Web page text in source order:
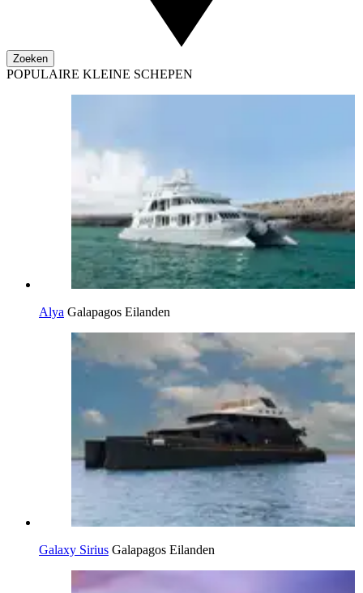
Zoeken
POPULAIRE KLEINE SCHEPEN
Alya Galapagos Eilanden
Galaxy Sirius Galapagos Eilanden